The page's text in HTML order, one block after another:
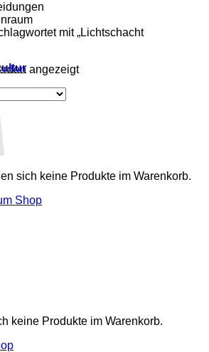
€ 0
sich keine Produkte im Warenkorb.
Shop
keine Produkte im Warenkorb.
mit „Lichtschacht
angezeigt